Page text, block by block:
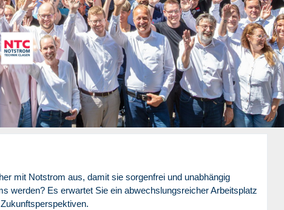
mit Notstrom aus, damit sie sorgenfrei und unabhängig
werden? Es erwartet Sie ein abwechslungsreicher Arbeitsplatz